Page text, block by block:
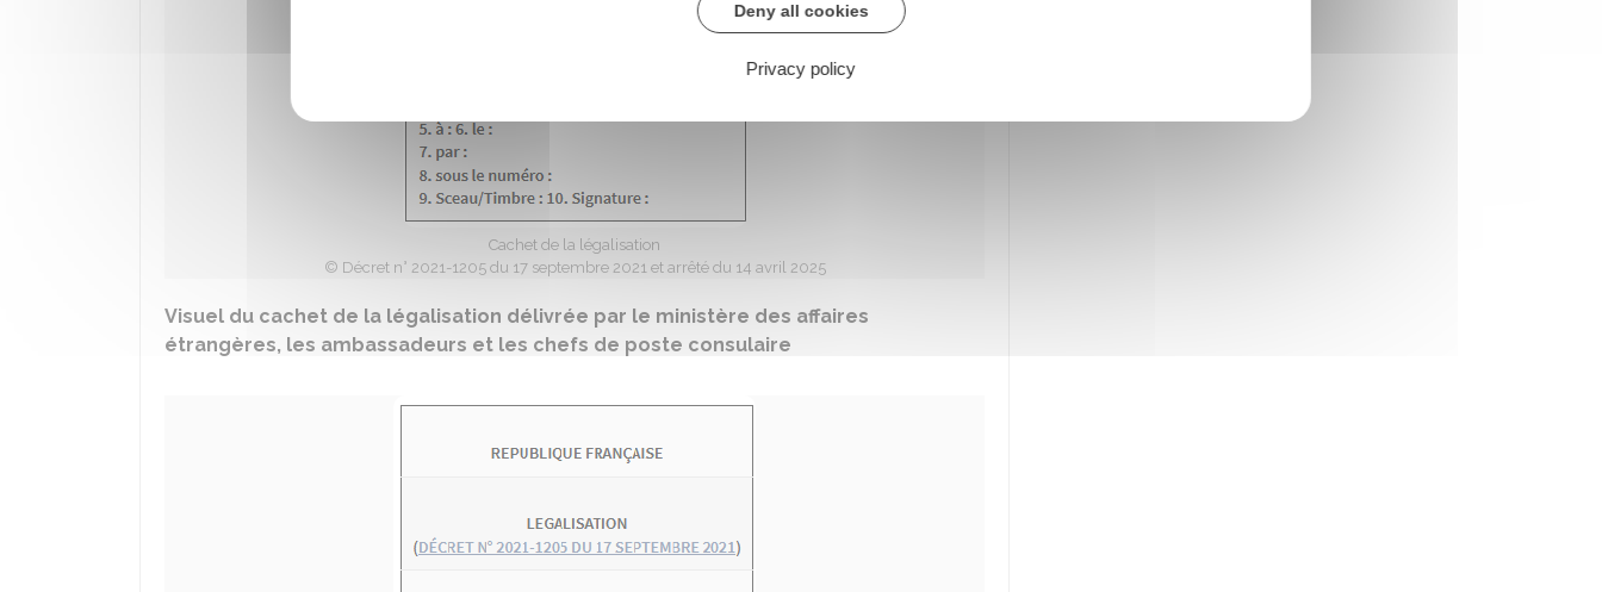
Cachet de la légalisation
© Décret n° 2021-1205 du 17 septembre 2021 et arrêté du 14 avril 2025
Visuel du cachet de la légalisation délivrée par le ministère des affaires
étrangères, les ambassadeurs et les chefs de poste consulaire
Deny all cookies
Privacy policy